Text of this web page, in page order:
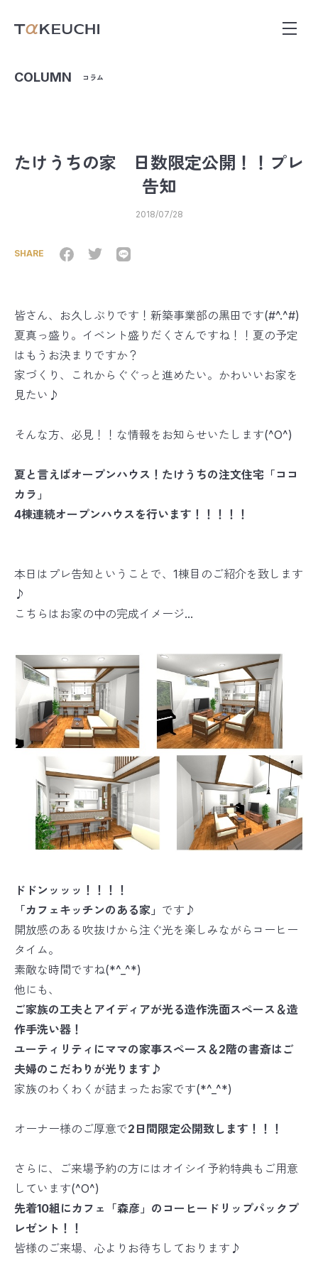
COLUMN コラム
たけうちの家 日数限定公開！！プレ
告知
2018/07/28
SHARE
皆さん、お久しぶりです！新築事業部の黒田です(#^.^#)
夏真っ盛り。イベント盛りだくさんですね！！夏の予定
はもうお決まりですか？
家づくり、これからぐぐっと進めたい。かわいいお家を
見たい♪
そんな方、必見！！な情報をお知らせいたします(^O^)
夏と言えばオープンハウス！たけうちの注文住宅「ココ
カラ」
4棟連続オープンハウスを行います！！！！！
本日はプレ告知ということで、1棟目のご紹介を致します
♪
こちらはお家の中の完成イメージ...
ドドンッッッ！！！！
「カフェキッチンのある家」 です♪
開放感のある吹抜けから注ぐ光を楽しみながらコーヒー
タイム。
素敵な時間ですね(*^_^*)
他にも、
ご家族の工夫とアイディアが光る造作洗面スペース＆造
作手洗い器！
ユーティリティにママの家事スペース＆2階の書斎はご
夫婦のこだわりが光ります♪
家族のわくわくが詰まったお家です(*^_^*)
オーナー様のご厚意で2日間限定公開致します！！！
さらに、ご来場予約の方にはオイシイ予約特典もご用意
しています(^O^)
先着10組にカフェ「森彦」のコーヒードリップパックプ
レゼント！！
皆様のご来場、心よりお待ちしております♪